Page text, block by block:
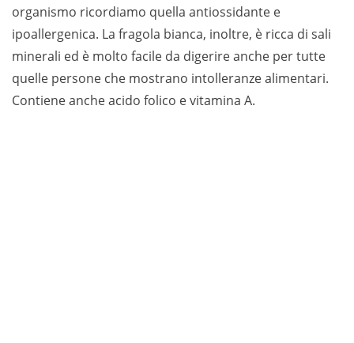
organismo ricordiamo quella antiossidante e
ipoallergenica. La fragola bianca, inoltre, è ricca di sali
minerali ed è molto facile da digerire anche per tutte
quelle persone che mostrano intolleranze alimentari.
Contiene anche acido folico e vitamina A.